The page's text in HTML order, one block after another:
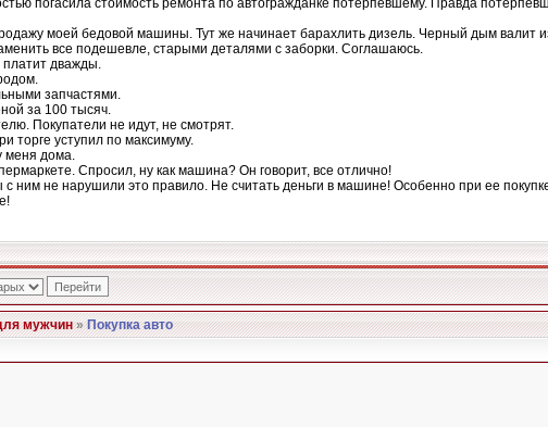
погасила стоимость ремонта по автогражданке потерпевшему. Правда
моей бедовой машины. Тут же начинает барахлить дизель. Черный дым валит
все подешевле, старыми деталями с заборки. Соглашаюсь.
платит дважды.
запчастями.
за 100 тысяч.
Покупатели не идут, не смотрят.
торге уступил по максимуму.
меня дома.
Спросил, ну как машина? Он говорит, все отлично!
ним не нарушили это правило. Не считать деньги в машине! Особенно при ее
мужчин»Покупка авто